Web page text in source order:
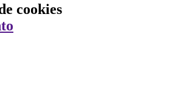
cookies